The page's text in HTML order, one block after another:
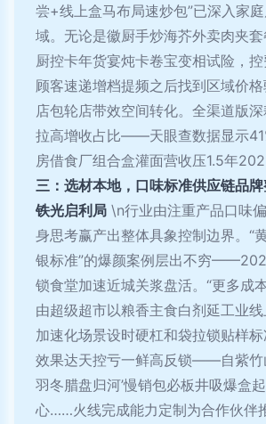
尝+线上盒马布局速炒包”已深入家
域。无论是徽厨手炒海芥外卖肉夹
厨控卡年货宴炖卡卷宝变相试险，
顾客速递增档提频之后找到区域价
店包轮店带效空间转化。全渠道版
拉高增收占比——天眼查数据显示
房借食厂组合盒灌面营收压1.5年
三：选材本地，口味标准供应链品
铁光启利局 \n行业由注重产品口味
身思考赢产出整体具象控制边界。“
银标准”的爆颜案例层出不穷
锁食堂加速近城关浆盘活。“更多成
由超级超市以粮香主食白剂延工业
加速化场景设时硬杠和袋拉锁贴样
效果达天控亏一鲜高反锁——自紫竹
羽冬腊盘归河’慢销包必板井吸爆盒
心……火线完成能力定制为合作伙伴